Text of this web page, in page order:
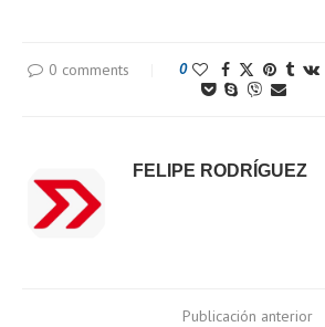
0 comments 0
FELIPE RODRÍGUEZ
Publicación anterior